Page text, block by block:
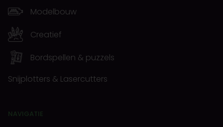
Modelbouw
Creatief
Bordspellen & puzzels
Snijplotters & Lasercutters
NAVIGATIE